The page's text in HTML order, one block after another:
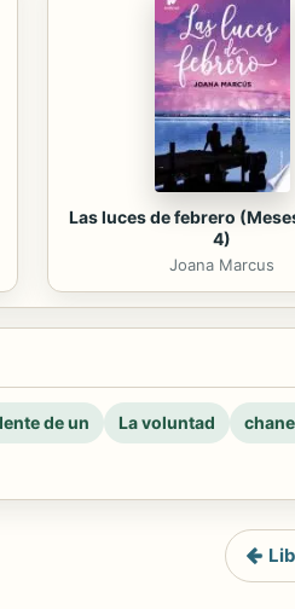
Las luces de febrero
4)
Joana Marcus
de un La voluntad